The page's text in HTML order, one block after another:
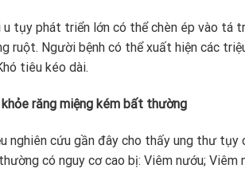
u tụy phát triển lớn có thể chèn ép vào tá
ruột. Người bệnh có thể xuất hiện các
tiêu kéo dài.
răng miệng kém bất thường
nghiên cứu gần đây cho thấy ung thư tụy
có nguy cơ cao bị: Viêm nướu; Viêm